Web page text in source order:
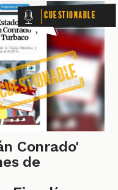
Cuestionable
Conrado'
de